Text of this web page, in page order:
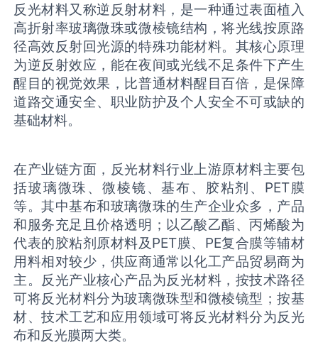
反光材料又称逆反射材料，是一种通过表面植入
高折射率玻璃微珠或微棱镜结构，将光线按原路
径高效反射回光源的特殊功能材料。其核心原理
为逆反射效应，能在夜间或光线不足条件下产生
醒目的视觉效果，比普通材料醒目百倍，是保障
道路交通安全、职业防护及个人安全不可或缺的
基础材料。
在产业链方面，反光材料行业上游原材料主要包
括玻璃微珠、微棱镜、基布、胶粘剂、PET膜
等。其中基布和玻璃微珠的生产企业众多，产品
和服务充足且价格透明；以乙酸乙酯、丙烯酸为
代表的胶粘剂原材料及PET膜、PE复合膜等辅材
用料相对较少，供应商通常以化工产品贸易商为
主。反光产业核心产品为反光材料，按技术路径
可将反光材料分为玻璃微珠型和微棱镜型；按基
材、技术工艺和应用领域可将反光材料分为反光
布和反光膜两大类。